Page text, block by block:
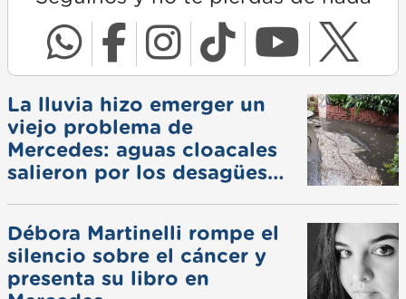
La lluvia hizo emerger un
viejo problema de
Mercedes: aguas cloacales
salieron por los desagües
Débora Martinelli rompe el
silencio sobre el cáncer y
presenta su libro en